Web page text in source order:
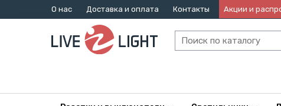
О нас Доставка и оплата Контакты Акции и